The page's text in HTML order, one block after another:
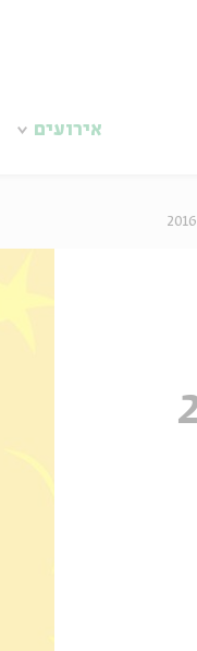
אירועים